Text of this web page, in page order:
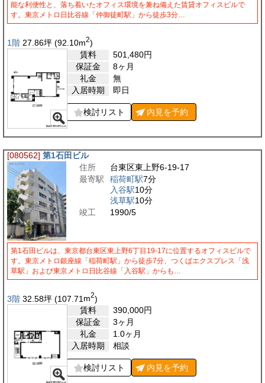
能な利便性と、落ち着いたオフィス環境を兼ね備えた賃貸オフィスビルで
す。東京メトロ日比谷線「仲御徒町駅」から徒歩3分…
1階 27.86坪 (92.10m2)
賃料
501,480円
保証金
8ヶ月
礼金
無
入居時期
即日
検討リスト 内見を予約
[080562] 第1石田ビル
住所
台東区東上野6-19-17
最寄駅
稲荷町駅7分
入谷駅10分
浅草駅10分
竣工
1990/5
第1石田ビルは、東京都台東区東上野6丁目19-17に位置するオフィスビルで
す。東京メトロ銀座線「稲荷町駅」から徒歩7分、つくばエクスプレス「浅
草駅」および東京メトロ日比谷線「入谷駅」からも…
3階 32.58坪 (107.71 m2)
賃料
390,000円
保証金
3ヶ月
礼金
1.0ヶ月
入居時期
相談
検討リスト 内見を予約